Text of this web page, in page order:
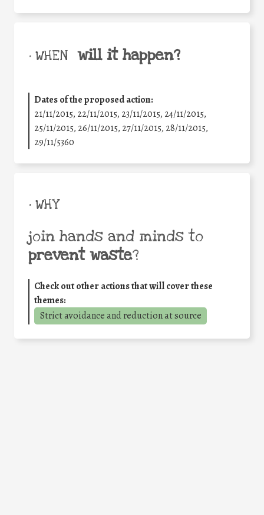
• WHEN will it happen?
Dates of the proposed action:
21/11/2015, 22/11/2015, 23/11/2015, 24/11/2015,
25/11/2015, 26/11/2015, 27/11/2015, 28/11/2015,
29/11/5360
• WHY
join hands and minds to
prevent waste?
Check out other actions that will cover these
themes:
Strict avoidance and reduction at source